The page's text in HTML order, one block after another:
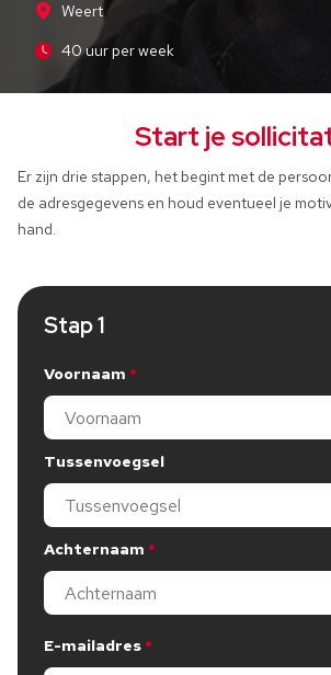
Weert
40 uur per week
Start je
Er zijn drie stappen, het begint met de
de adresgegevens en houd eventueel je
hand.
Stap 1
Voornaam
Dit veld is verplicht, gelieve dit in te vullen
Tussenvoegsel
Achternaam
Dit veld is verplicht, gelieve dit in te vullen
E-mailadres